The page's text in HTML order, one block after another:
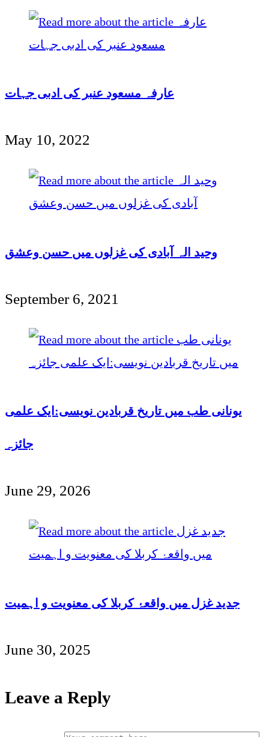
عارفہ مسعود عنبر کی ادبی جہات
May 10, 2022
وحید الہ آبادی کی غزلوں میں حسن وعشق
September 6, 2021
یونانی طب میں تاریخ قربادین نویسی:ایک علمی
جائزہ
June 29, 2026
جدید غزل میں واقعۂ کربلا کی معنویت و اہمیت
June 30, 2025
Leave a Reply